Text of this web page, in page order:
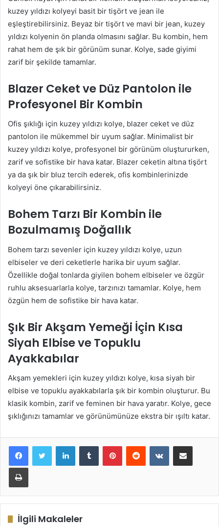
kuzey yıldızı kolyeyi basit bir tişört ve jean ile
eşleştirebilirsiniz. Beyaz bir tişört ve mavi bir jean, kuzey
yıldızı kolyenin ön planda olmasını sağlar. Bu kombin, hem
rahat hem de şık bir görünüm sunar. Kolye, sade giyimi
zarif bir şekilde tamamlar.
Blazer Ceket ve Düz Pantolon ile
Profesyonel Bir Kombin
Ofis şıklığı için kuzey yıldızı kolye, blazer ceket ve düz
pantolon ile mükemmel bir uyum sağlar. Minimalist bir
kuzey yıldızı kolye, profesyonel bir görünüm oluştururken,
zarif ve sofistike bir hava katar. Blazer ceketin altına tişört
ya da şık bir bluz tercih ederek, ofis kombinlerinizde
kolyeyi öne çıkarabilirsiniz.
Bohem Tarzı Bir Kombin ile
Bozulmamış Doğallık
Bohem tarzı sevenler için kuzey yıldızı kolye, uzun
elbiseler ve deri ceketlerle harika bir uyum sağlar.
Özellikle doğal tonlarda giyilen bohem elbiseler ve özgür
ruhlu aksesuarlarla kolye, tarzınızı tamamlar. Kolye, hem
özgün hem de sofistike bir hava katar.
Şık Bir Akşam Yemeği İçin Kısa
Siyah Elbise ve Topuklu
Ayakkabılar
Akşam yemekleri için kuzey yıldızı kolye, kısa siyah bir
elbise ve topuklu ayakkabılarla şık bir kombin oluşturur. Bu
klasik kombin, zarif ve feminen bir hava yaratır. Kolye, gece
şıklığınızı tamamlar ve görünümünüze ekstra bir ışıltı katar.
LinkedInTumblr PinterestReddit VKontakteE-Posta ile paylaş
Yazdır
İlgili Makaleler